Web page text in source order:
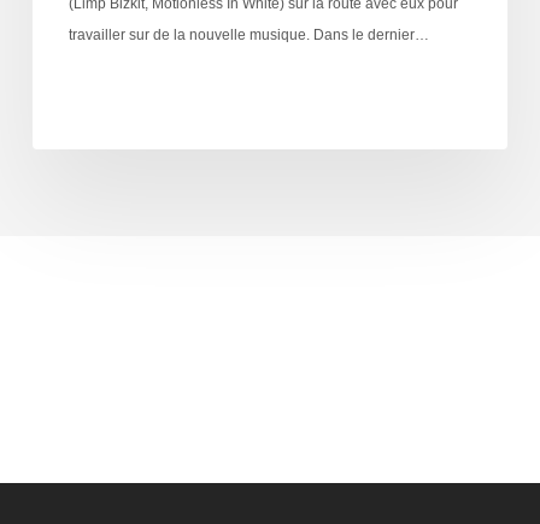
(Limp Bizkit, Motionless In White) sur la route avec eux pour
travailler sur de la nouvelle musique. Dans le dernier…